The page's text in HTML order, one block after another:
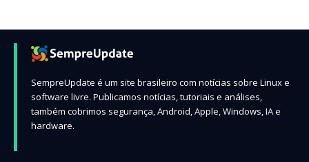
SempreUpdate é um site brasileiro com notícias sobre Linux e
software livre. Publicamos notícias, tutoriais e análises,
também cobrimos segurança, Android, Apple, Windows, IA e
hardware.